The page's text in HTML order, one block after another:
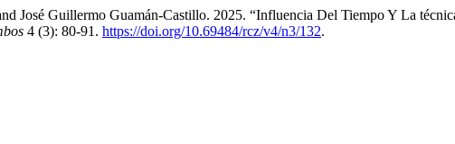
José Guillermo Guamán-Castillo. 2025. “Influencia Del Tiempo Y La
4 (3): 80-91. https://doi.org/10.69484/rcz/v4/n3/132.